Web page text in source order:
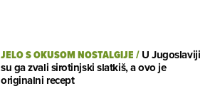
JELO S OKUSOM NOSTALGIJE/U Jugoslaviji
su ga zvali sirotinjski slatkiš, a ovo je
originalni recept